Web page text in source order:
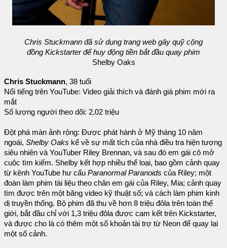
Chris Stuckmann đã sử dụng trang web gây quỹ cộng
đồng Kickstarter để huy động tiền bắt đầu quay phim
Shelby Oaks
Chris Stuckmann, 38 tuổi
Nổi tiếng trên YouTube: Video giải thích và đánh giá phim mới ra
mắt
Số lượng người theo dõi: 2,02 triệu
Đột phá màn ảnh rộng: Được phát hành ở Mỹ tháng 10 năm
ngoái, Shelby Oaks kể về sự mất tích của nhà điều tra hiện tượng
siêu nhiên và YouTuber Riley Brennan, và sau đó em gái cô mở
cuộc tìm kiếm. Shelby kết hợp nhiều thể loại, bao gồm cảnh quay
từ kênh YouTube hư cấu Paranormal Paranoids của Riley; một
đoàn làm phim tài liệu theo chân em gái của Riley, Mia; cảnh quay
tìm được trên một băng video kỹ thuật số; và cách làm phim kinh
dị truyền thống. Bộ phim đã thu về hơn 8 triệu đôla trên toàn thế
giới, bắt đầu chỉ với 1,3 triệu đôla được cam kết trên Kickstarter,
và được cho là có thêm một số khoản tài trợ từ Neon để quay lại
một số cảnh.